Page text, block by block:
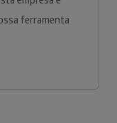
ferramenta